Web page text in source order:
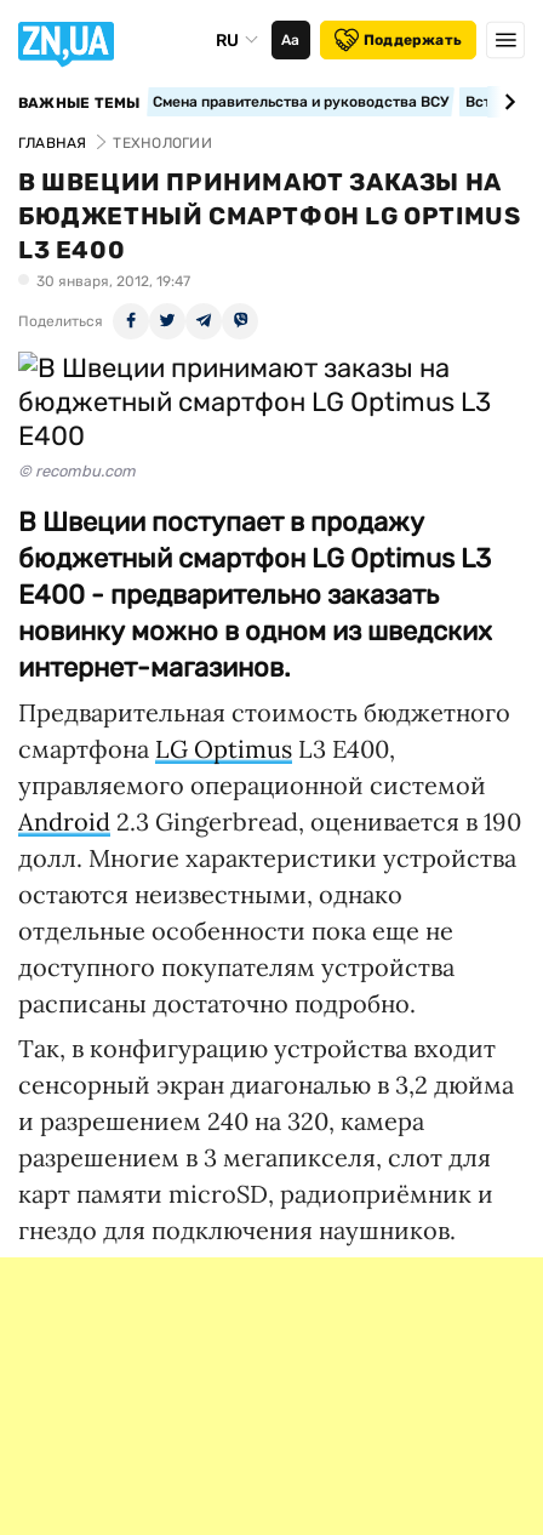
RU Аа Поддержать
ВАЖНЫЕ ТЕМЫ Смена правительства и руководства ВСУ
ГЛАВНАЯ ТЕХНОЛОГИИ
В ШВЕЦИИ ПРИНИМАЮТ ЗАКАЗЫ НА
БЮДЖЕТНЫЙ СМАРТФОН LG OPTIMUS
L3 E400
30 января, 2012, 19:47
Поделиться
© recombu.com
В Швеции поступает в продажу
бюджетный смартфон LG Optimus L3
E400 - предварительно заказать
новинку можно в одном из шведских
интернет-магазинов.
Предварительная стоимость бюджетного
смартфона LG Optimus L3 E400,
управляемого операционной системой
Android 2.3 Gingerbread, оценивается в 190
долл. Многие характеристики устройства
остаются неизвестными, однако
отдельные особенности пока еще не
доступного покупателям устройства
расписаны достаточно подробно.
Так, в конфигурацию устройства входит
сенсорный экран диагональю в 3,2 дюйма
и разрешением 240 на 320, камера
разрешением в 3 мегапикселя, слот для
карт памяти microSD, радиоприёмник и
гнездо для подключения наушников.